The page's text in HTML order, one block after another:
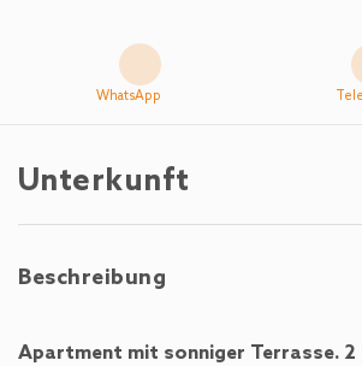
WhatsApp
Unterkunft
Beschreibung
Apartment mit sonniger Terrasse. 2